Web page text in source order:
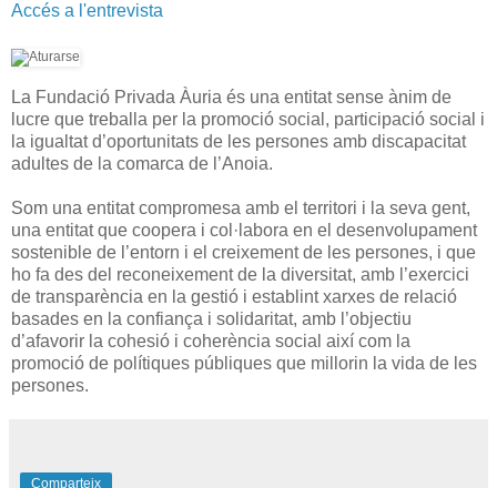
Accés a l'entrevista
La Fundació Privada Àuria és una entitat sense ànim de
lucre que treballa per la promoció social, participació social i
la igualtat d’oportunitats de les persones amb discapacitat
adultes de la comarca de l’Anoia.
Som una entitat compromesa amb el territori i la seva gent,
una entitat que coopera i col·labora en el desenvolupament
sostenible de l’entorn i el creixement de les persones, i que
ho fa des del reconeixement de la diversitat, amb l’exercici
de transparència en la gestió i establint xarxes de relació
basades en la confiança i solidaritat, amb l’objectiu
d’afavorir la cohesió i coherència social així com la
promoció de polítiques públiques que millorin la vida de les
persones.
Comparteix